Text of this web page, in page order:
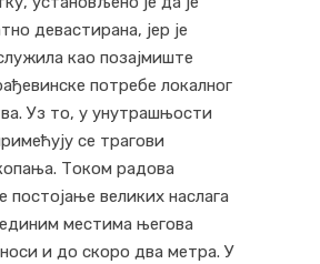
девастирана, јер је
као позајмиште
потребе локалног
Уз то, у унутрашњости
се трагови
Током радова
постојање великих наслага
местима његова
и до скоро два метра. У